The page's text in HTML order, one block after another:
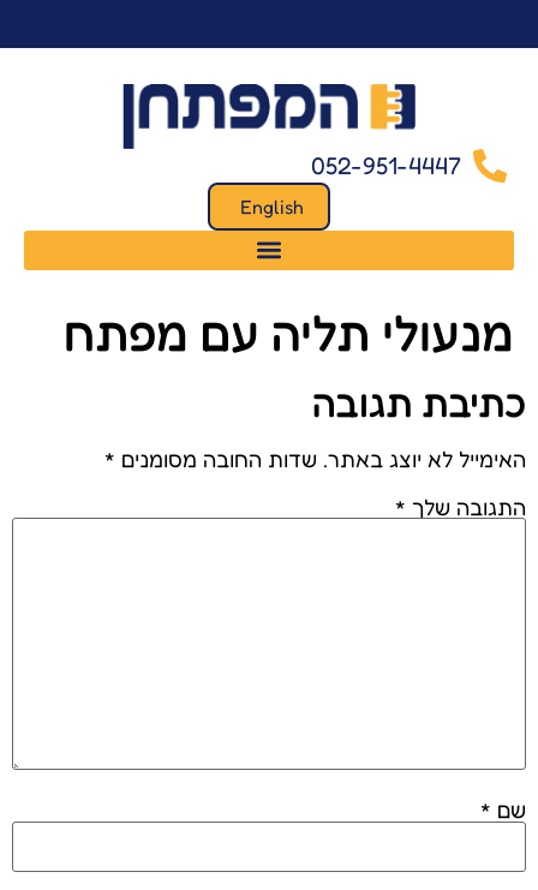
052-951-4447
English
מנעולי תליה עם מפתח
כתיבת תגובה
האימייל לא יוצג באתר. שדות החובה מסומנים *
התגובה שלך *
שם *